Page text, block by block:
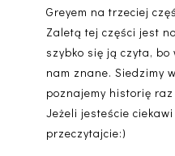
Greyem na trzeciej
Zaletą tej części jest
szybko się ją czyta,
nam znane. Siedzimy
poznajemy historię
Jeżeli jesteście
przeczytajcie:)